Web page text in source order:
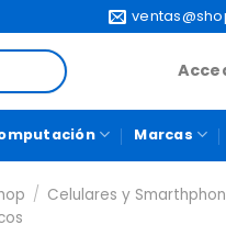
Marcas
/ Celulares y